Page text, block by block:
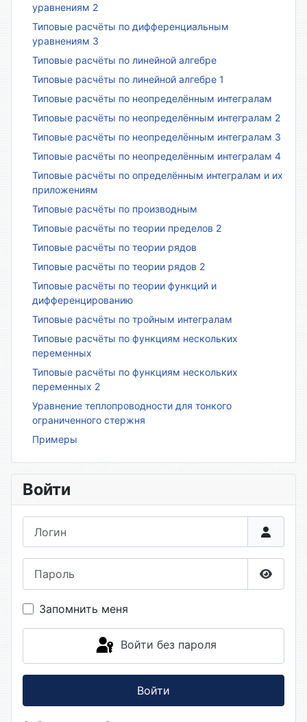
уравнениям 2
Типовые расчёты по дифференциальным
уравнениям 3
Типовые расчёты по линейной алгебре
Типовые расчёты по линейной алгебре 1
Типовые расчёты по неопределённым интегралам
Типовые расчёты по неопределённым интегралам 2
Типовые расчёты по неопределённым интегралам 3
Типовые расчёты по неопределённым интегралам 4
Типовые расчёты по определённым интегралам и их
приложениям
Типовые расчёты по производным
Типовые расчёты по теории пределов 2
Типовые расчёты по теории рядов
Типовые расчёты по теории рядов 2
Типовые расчёты по теории функций и
дифференцированию
Типовые расчёты по тройным интегралам
Типовые расчёты по функциям нескольких
переменных
Типовые расчёты по функциям нескольких
переменных 2
Уравнение теплопроводности для тонкого
ограниченного стержня
Примеры
Войти
Запомнить меня
Войти без пароля
Войти